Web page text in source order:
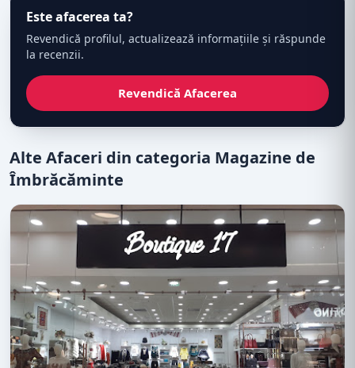
Este afacerea ta?
Revendică profilul, actualizează informațiile și răspunde
la recenzii.
Revendică Afacerea
Alte Afaceri din categoria Magazine de
Îmbrăcăminte